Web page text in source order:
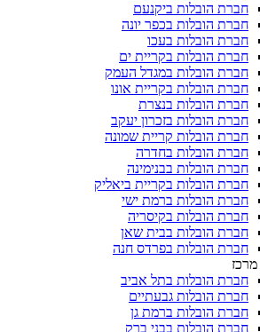
חברת הובלות ביקנעם
חברת הובלות בכפר יונה
חברת הובלות בעכו
חברת הובלות בקריית ים
חברת הובלות במגדל העמק
חברת הובלות בקריית אונו
חברת הובלות בנצרת
חברת הובלות בזכרון יעקב
חברת הובלות קריית שמונה
חברת הובלות בחדרה
חברת הובלות בבנימינה
חברת הובלות בקריית ביאליק
חברת הובלות ברמת ישי
חברת הובלות בקיסריה
חברת הובלות בבית שאן
חברת הובלות בפרדס חנה
מרכז
חברת הובלות בתל אביב
חברת הובלות גבעתיים
חברת הובלות ברמת גן
חברת הובלות בבני ברק